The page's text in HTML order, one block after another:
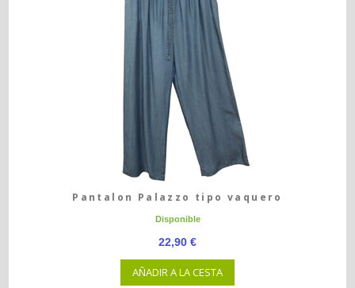
Pantalon Palazzo tipo vaquero
Disponible
22,90 €
AÑADIR A LA CESTA